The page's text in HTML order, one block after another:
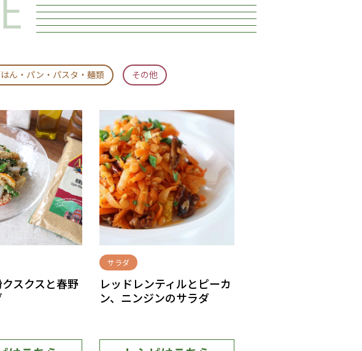
ん・パン・パスタ・麺類 その他
スクスと春野
サラダ
レッドレンティルとピーカ
ン、ニンジンのサラダ